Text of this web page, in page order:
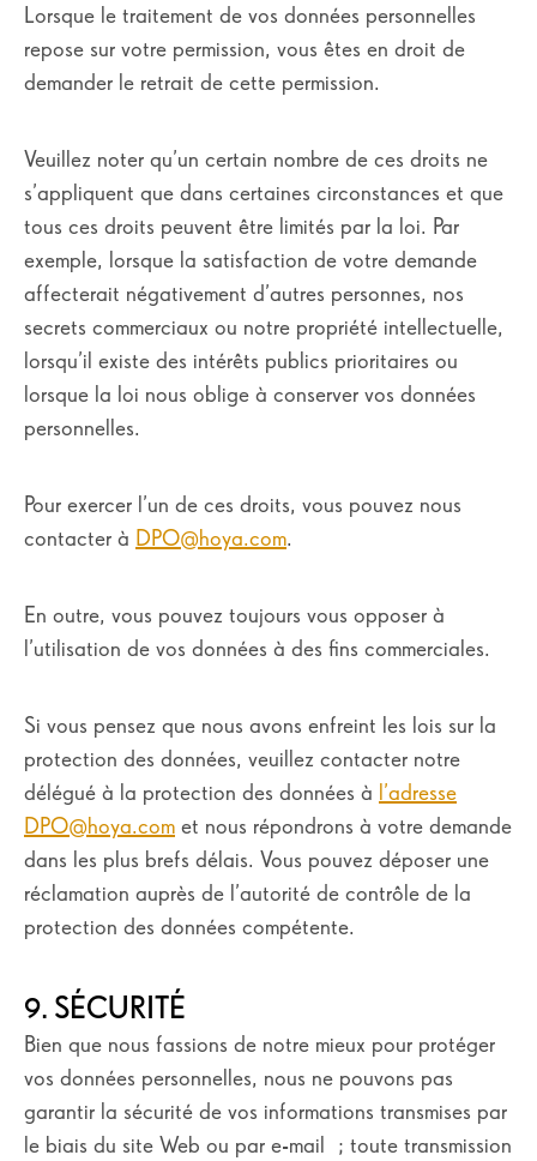
Lorsque le traitement de vos données personnelles
repose sur votre permission, vous êtes en droit de
demander le retrait de cette permission.
Veuillez noter qu’un certain nombre de ces droits ne
s’appliquent que dans certaines circonstances et que
tous ces droits peuvent être limités par la loi. Par
exemple, lorsque la satisfaction de votre demande
affecterait négativement d’autres personnes, nos
secrets commerciaux ou notre propriété intellectuelle,
lorsqu’il existe des intérêts publics prioritaires ou
lorsque la loi nous oblige à conserver vos données
personnelles.
Pour exercer l’un de ces droits, vous pouvez nous
contacter à DPO@hoya.com.
En outre, vous pouvez toujours vous opposer à
l’utilisation de vos données à des fins commerciales.
Si vous pensez que nous avons enfreint les lois sur la
protection des données, veuillez contacter notre
délégué à la protection des données à l’adresse
DPO@hoya.com et nous répondrons à votre demande
dans les plus brefs délais. Vous pouvez déposer une
réclamation auprès de l’autorité de contrôle de la
protection des données compétente.
9. SÉCURITÉ
Bien que nous fassions de notre mieux pour protéger
vos données personnelles, nous ne pouvons pas
garantir la sécurité de vos informations transmises par
le biais du site Web ou par e-mail ; toute transmission